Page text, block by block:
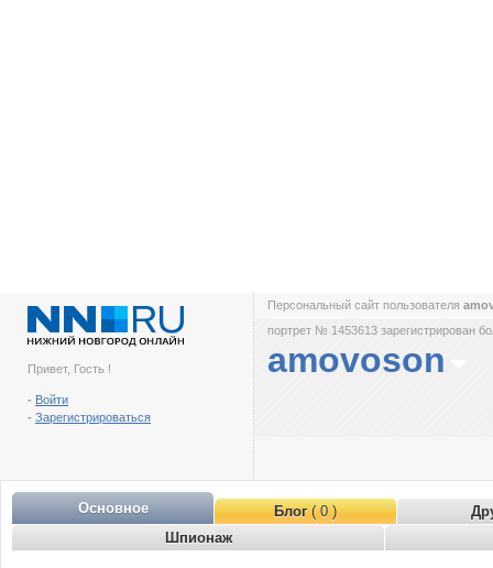
Привет, Гость !
- Войти
- Зарегистрироваться
Персональный сайт пользователя
портрет № 1453613 зарегистрирован
amovoson
Основное Блог( 0 )
Шпионаж